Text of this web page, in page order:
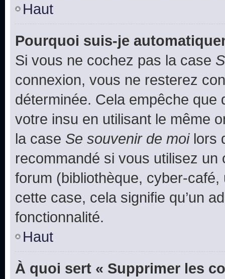
Haut
Pourquoi suis-je
Si vous ne cochez pas la case
connexion, vous ne resterez
déterminée. Cela empêche que
votre insu en utilisant le même
la case Se souvenir de moilors
recommandé si vous utilisez
forum (bibliothèque, cyber-
cette case, cela signifie qu’un
fonctionnalité.
Haut
À quoi sert « Supprimer les